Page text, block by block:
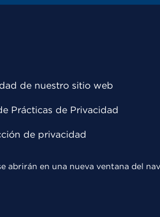
de nuestro sitio web
Prácticas de Privacidad
de privacidad
abrirán en una nueva ventana del